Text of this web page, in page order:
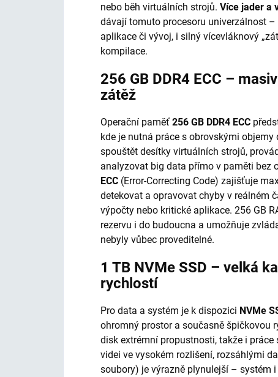
nebo běh virtuálních strojů. Více jader a
dávají tomuto procesoru univerzálnost
aplikace či vývoj, i silný vícevláknový
kompilace.
256 GB DDR4 ECC –
zátěž
Operační paměť 256 GB DDR4 ECC
kde je nutná práce s obrovskými
spouštět desítky virtuálních strojů,
analyzovat big data přímo v paměti bez
ECC (Error-Correcting Code) zajišťuje
detekovat a opravovat chyby v reálném
výpočty nebo kritické aplikace. 256 GB
rezervu i do budoucna a umožňuje
nebyly vůbec proveditelné.
1 TB NVMe SSD – velká
rychlostí
Pro data a systém je k dispozici NVMe
ohromný prostor a současně špičkovou
disk extrémní propustnosti, takže i
videi ve vysokém rozlišení, rozsáhlými
soubory) je výrazně plynulejší – systém